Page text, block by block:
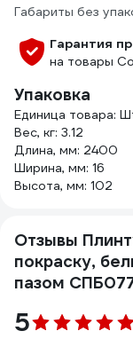
Габариты без
Гарантия
на товары
Упаковка
Единица товара:
Вес, кг: 3.12
Длина, мм: 2400
Ширина, мм: 16
Высота, мм: 102
Отзывы
покраску,
пазом
5